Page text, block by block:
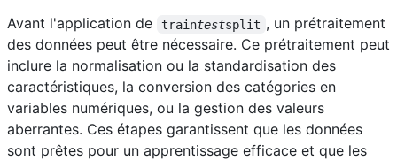
Avant l'application de
traintestsplit , un prétraitement
des données peut être nécessaire. Ce prétraitement peut
inclure la normalisation ou la standardisation des
caractéristiques, la conversion des catégories en
variables numériques, ou la gestion des valeurs
aberrantes. Ces étapes garantissent que les données
sont prêtes pour un apprentissage efficace et que les